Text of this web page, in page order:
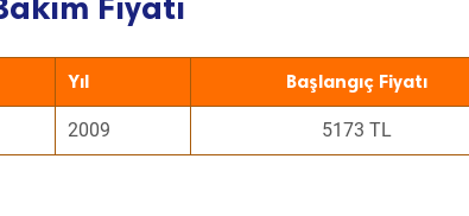
Yıl Başlangıç Fiyatı
2009 5173 TL